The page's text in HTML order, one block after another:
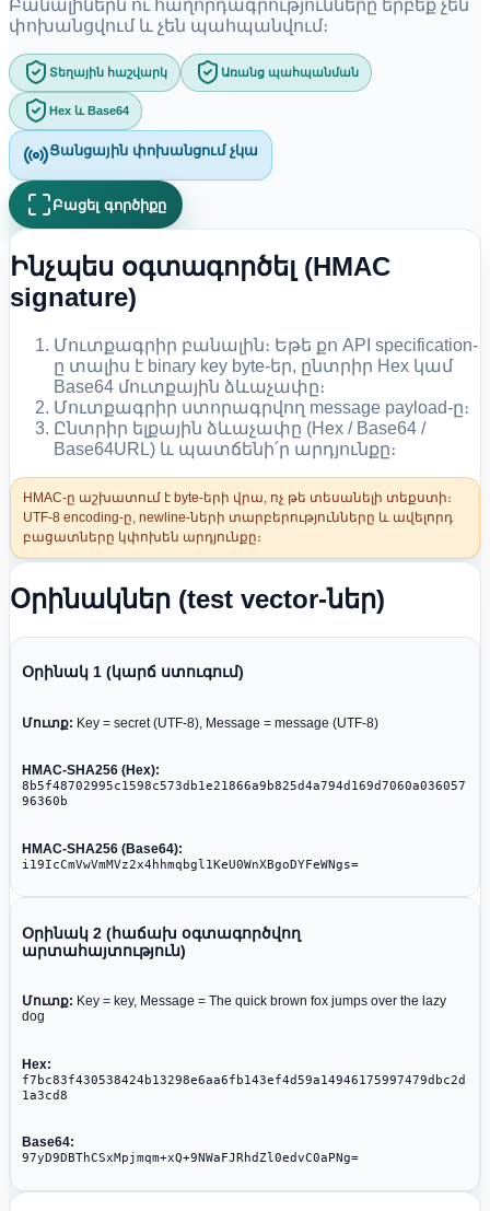
Բանալիներն ու հաղորդագրությունները երբեք չեն
փոխանցվում և չեն պահպանվում։
Տեղային հաշվարկ Առանց պահպանման
Hex և Base64
Ցանցային փոխանցում չկա
Բացել գործիքը
Ինչպես օգտագործել (HMAC
signature)
Մուտքագրիր բանալին։ Եթե քո API specification-
ը տալիս է binary key byte-եր, ընտրիր Hex կամ
Base64 մուտքային ձևաչափը։
Մուտքագրիր ստորագրվող message payload-ը։
Ընտրիր ելքային ձևաչափը (Hex / Base64 /
Base64URL) և պատճենի՛ր արդյունքը։
HMAC-ը աշխատում է byte-երի վրա, ոչ թե տեսանելի տեքստի։
UTF-8 encoding-ը, newline-ների տարբերությունները և ավելորդ
բացատները կփոխեն արդյունքը։
Օրինակներ (test vector-ներ)
Օրինակ 1 (կարճ ստուգում)
Մուտք: Key = secret (UTF-8), Message = message (UTF-8)
HMAC-SHA256 (Hex):
8b5f48702995c1598c573db1e21866a9b825d4a794d169d7060a036057
96360b
HMAC-SHA256 (Base64):
i19IcCmVwVmMVz2x4hhmqbgl1KeU0WnXBgoDYFeWNgs=
Օրինակ 2 (հաճախ օգտագործվող
արտահայտություն)
Մուտք: Key = key, Message = The quick brown fox jumps over the lazy
dog
Hex:
f7bc83f430538424b13298e6aa6fb143ef4d59a14946175997479dbc2d
1a3cd8
Base64:
97yD9DBThCSxMpjmqm+xQ+9NWaFJRhdZl0edvC0aPNg=